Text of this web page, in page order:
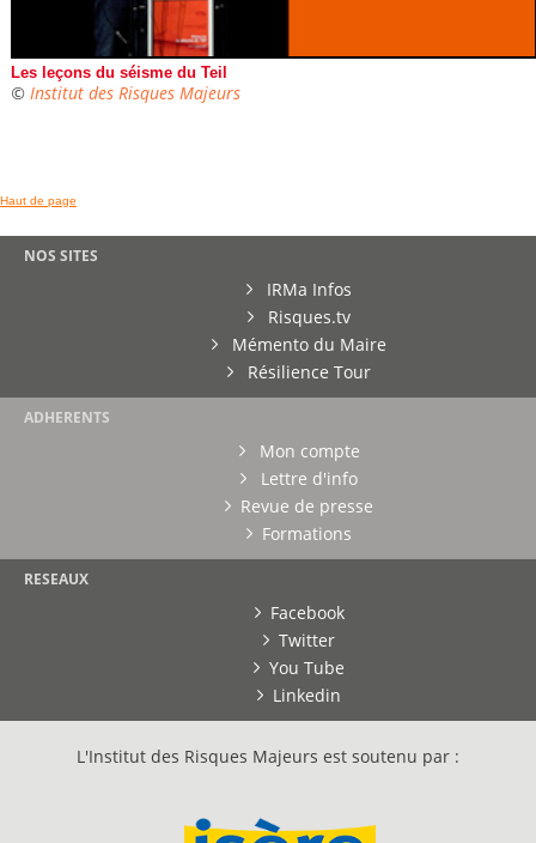
Les leçons du séisme du Teil
© Institut des Risques Majeurs
Haut de page
NOS SITES
IRMa Infos
Risques.tv
Mémento du Maire
Résilience Tour
ADHERENTS
Mon compte
Lettre d'info
Revue de presse
Formations
RESEAUX
Facebook
Twitter
You Tube
Linkedin
L'Institut des Risques Majeurs est soutenu par :